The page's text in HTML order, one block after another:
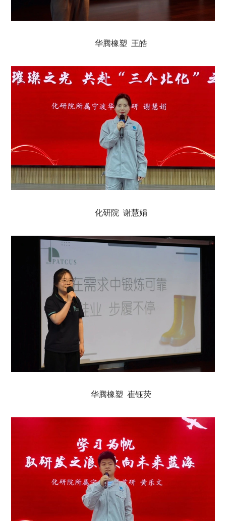
华腾橡塑 王皓
化研院 谢慧娟
华腾橡塑 崔钰荧